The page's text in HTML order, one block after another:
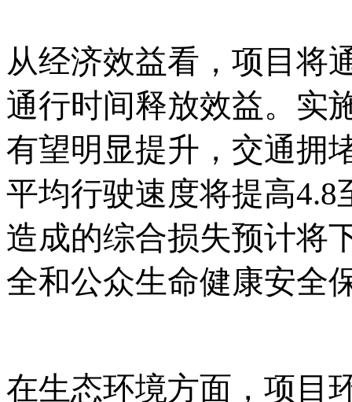
从经济效益看，项目将
通行时间释放效益。实
有望明显提升，交通拥
平均行驶速度将提高
造成的综合损失预计将
全和公众生命健康安全
在生态环境方面，项目